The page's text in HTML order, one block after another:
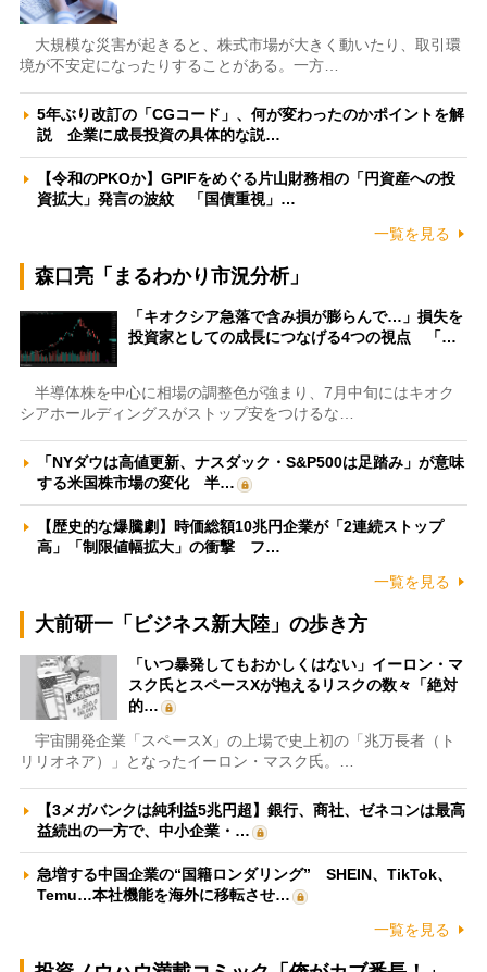
大規模な災害が起きると、株式市場が大きく動いたり、取引環
境が不安定になったりすることがある。一方…
5年ぶり改訂の「CGコード」、何が変わったのかポイントを解
説 企業に成長投資の具体的な説…
【令和のPKOか】GPIFをめぐる片山財務相の「円資産への投
資拡大」発言の波紋 「国債重視」…
一覧を見る
森口亮「まるわかり市況分析」
「キオクシア急落で含み損が膨らんで…」損失を
投資家としての成長につなげる4つの視点 「…
半導体株を中心に相場の調整色が強まり、7月中旬にはキオク
シアホールディングスがストップ安をつけるな…
「NYダウは高値更新、ナスダック・S&P500は足踏み」が意味
する米国株市場の変化 半…
【歴史的な爆騰劇】時価総額10兆円企業が「2連続ストップ
高」「制限値幅拡大」の衝撃 フ…
一覧を見る
大前研一「ビジネス新大陸」の歩き方
「いつ暴発してもおかしくはない」イーロン・マ
スク氏とスペースXが抱えるリスクの数々「絶対
的…
宇宙開発企業「スペースX」の上場で史上初の「兆万長者（ト
リリオネア）」となったイーロン・マスク氏。…
【3メガバンクは純利益5兆円超】銀行、商社、ゼネコンは最高
益続出の一方で、中小企業・…
急増する中国企業の“国籍ロンダリング” SHEIN、TikTok、
Temu…本社機能を海外に移転させ…
一覧を見る